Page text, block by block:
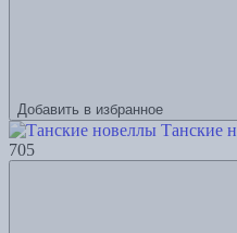
Добавить в избранное
Танские
705